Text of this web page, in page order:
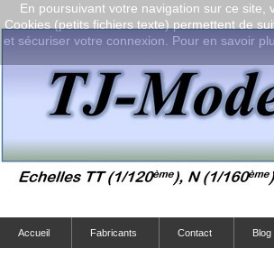
Accueil Fabricants Contact
En poursuivant votre navigation sur ce site,
Cookies (petits fichiers texte) permettent de
et sécuriser votre connexion. Pour en savoir